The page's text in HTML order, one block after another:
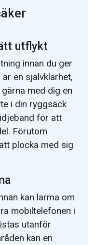
utflykt
innan du ger
en självklarhet,
med dig en
i din ryggsäck
för att
Förutom
plocka med sig
kan larma om
mobiltelefonen i
utanför
kan en